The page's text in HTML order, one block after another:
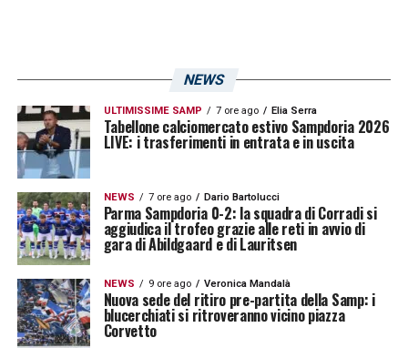
è debole e Radano para senza problemi
21′ Gol annullato a Prelec– Si alza in tempo
la difesa dell’Ascoli lasciando in fuorigioco
l’attaccante della Sampdoria
27′ Ottima azione di Prelec– L’attaccante
della Sampdoria salta due avversari e serve
Trimboli che casca in area. Il direttore di gara
non ravvisa gli estremi per il calcio di rigore
NEWS
ULTIMISSIME SAMP 7 ore ago Elia Serra
Tabellone calciomercato estivo Sampdoria 2026
LIVE: i trasferimenti in entrata e in uscita
NEWS 7 ore ago Dario Bartolucci
Parma Sampdoria 0-2: la squadra di Corradi si
aggiudica il trofeo grazie alle reti in avvio di
gara di Abildgaard e di Lauritsen
NEWS 9 ore ago Veronica Mandalà
Nuova sede del ritiro pre-partita della Samp: i
blucerchiati si ritroveranno vicino piazza
Corvetto